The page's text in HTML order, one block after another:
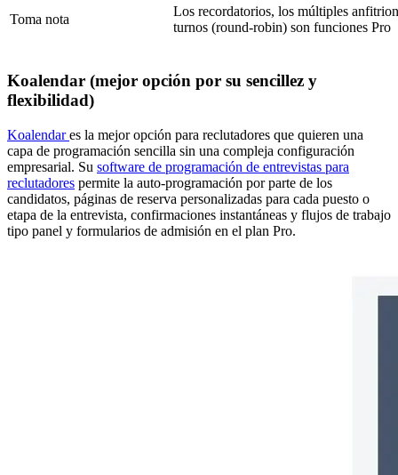
Toma nota
Los recordatorios, los múltiples
turnos (round-robin) son funciones Pro
Koalendar (mejor opción por su sencillez y
flexibilidad)
Koalendares la mejor opción para reclutadores que quieren una
capa de programación sencilla sin una compleja configuración
empresarial. Su software de programación de entrevistas para
reclutadores permite la auto-programación por parte de los
candidatos, páginas de reserva personalizadas para cada puesto o
etapa de la entrevista, confirmaciones instantáneas y flujos de trabajo
tipo panel y formularios de admisión en el plan Pro.